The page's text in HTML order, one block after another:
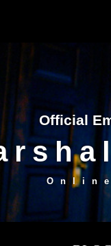
Official